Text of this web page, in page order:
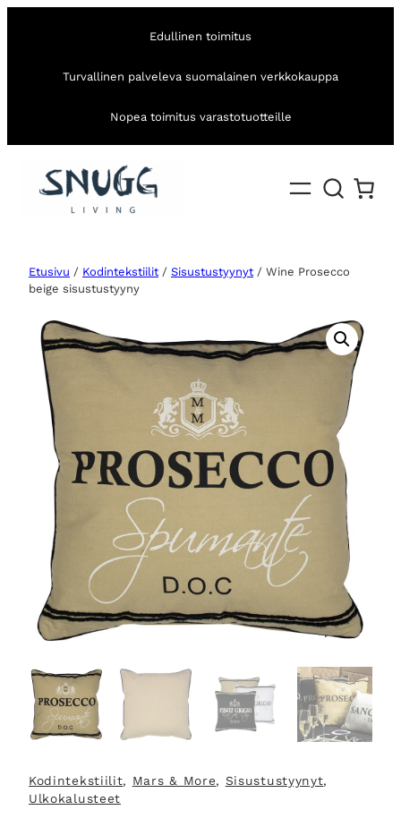
Edullinen toimitus
Turvallinen palveleva suomalainen verkkokauppa
Nopea toimitus varastotuotteille
Etusivu / Kodintekstiilit / Sisustustyynyt / Wine Prosecco
beige sisustustyyny
Kodintekstiilit, Mars & More, Sisustustyynyt
Ulkokalusteet